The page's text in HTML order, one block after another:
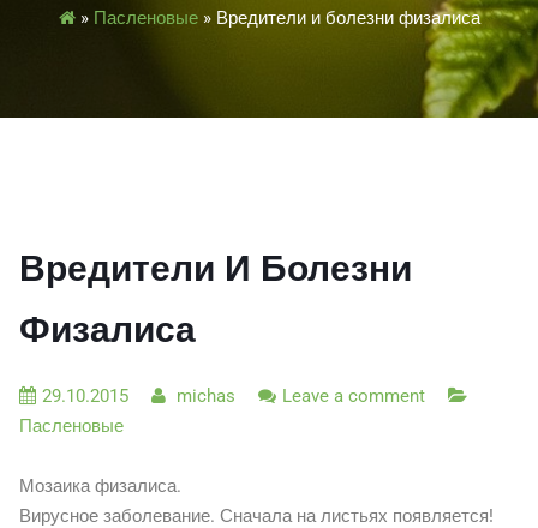
» Пасленовые» Вредители и болезни физалиса
Вредители И Болезни
Физалиса
29.10.2015 michas
Leave a comment
Пасленовые
Мозаика физалиса.
Вирусное заболевание. Сначала на листьях появляется!